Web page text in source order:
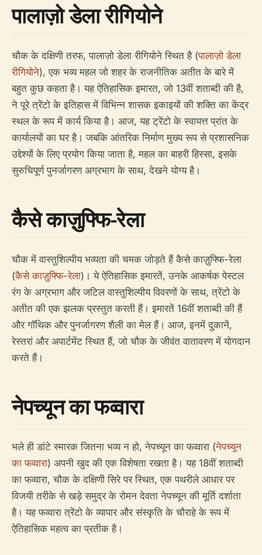
पालाज़ो डेला रीगियोने
चौक के दक्षिणी तरफ, पालाज़ो डेला रीगियोने स्थित है (पालाज़ो डेला
रीगियोने), एक भव्य महल जो शहर के राजनीतिक अतीत के बारे में
बहुत कुछ कहता है। यह ऐतिहासिक इमारत, जो 13वीं शताब्दी की है,
ने पूरे त्रेंटो के इतिहास में विभिन्न शासक इकाइयों की शक्ति का केंद्र
स्थल के रूप में कार्य किया है। आज, यह ट्रेंटो के स्वायत्त प्रांत के
कार्यालयों का घर है। जबकि आंतरिक निर्माण मुख्य रूप से प्रशासनिक
उद्देश्यों के लिए प्रयोग किया जाता है, महल का बाहरी हिस्सा, इसके
सुरुचिपूर्ण पुनर्जागरण अग्रभाग के साथ, देखने योग्य है।
कैसे काज़ुफ्फि-रेला
चौक में वास्तुशिल्पीय भव्यता की चमक जोड़ते हैं कैसे काज़ुफ्फि-रेला
(कैसे काज़ुफ्फि-रेला)। ये ऐतिहासिक इमारतें, उनके आकर्षक पेस्टल
रंग के अग्रभाग और जटिल वास्तुशिल्पीय विवरणों के साथ, त्रेंटो के
अतीत की एक झलक प्रस्तुत करती हैं। इमारतें 16वीं शताब्दी की हैं
और गॉथिक और पुनर्जागरण शैली का मेल हैं। आज, इनमें दुकानें,
रेस्तरां और अपार्टमेंट स्थित हैं, जो चौक के जीवंत वातावरण में योगदान
करते हैं।
नेपच्यून का फव्वारा
भले ही डांटे स्मारक जितना भव्य न हो, नेपच्यून का फव्वारा (नेपच्यून
का फव्वारा) अपनी खुद की एक विशेषता रखता है। यह 18वीं शताब्दी
का फव्वारा, चौक के दक्षिणी सिरे पर स्थित, एक पथरीले आधार पर
विजयी तरीके से खड़े समुद्र के रोमन देवता नेपच्यून की मूर्ति दर्शाता
है। यह फव्वारा त्रेंटो के व्यापार और संस्कृति के चौराहे के रूप में
ऐतिहासिक महत्व का प्रतीक है।